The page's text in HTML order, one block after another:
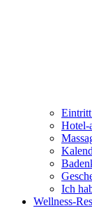
Hotel-
Ich
Wellness-